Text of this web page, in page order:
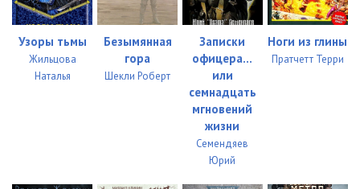
Узоры тьмы
Жильцова
Наталья
Безымянная
гора
Шекли Роберт
Записки
офицера…
или
семнадцать
мгновений
жизни
Семендяев
Юрий
Ноги из глины
Пратчетт Терри